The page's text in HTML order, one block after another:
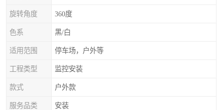
旋转角度 360度
色系 黑/白
适用范围 停车场，户外等
工程类型 监控安装
款式 户外款
服务品类 安装